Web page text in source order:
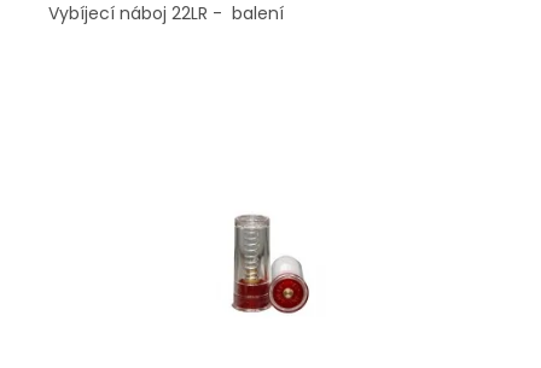
Vybíjecí náboj 22LR - balení